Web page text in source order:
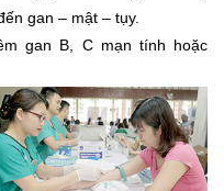
gan – mật – tụy.
gan B, C mạn tính hoặc